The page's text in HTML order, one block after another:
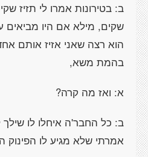
שקים, מילא אם היו
הוא רצה שאני אזיז אותם
בהמת משא,
א: ואז מה קרה?
ב: כל החבר'ה איחלו לו שילך
אמרתי שלא מגיע לו הפינוק